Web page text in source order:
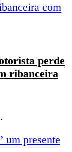
perde
ribanceira